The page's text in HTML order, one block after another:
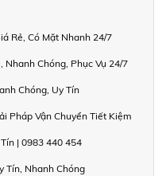
Rẻ, Có Mặt Nhanh 24/7
Nhanh Chóng, Phục Vụ 24/7
Chóng, Uy Tín
Pháp Vận Chuyển Tiết Kiệm
| 0983 440 454
Tín, Nhanh Chóng